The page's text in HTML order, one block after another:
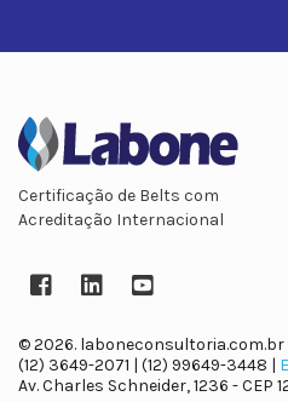
Certificação de Belts com
Acreditação Internacional
Facebook
LinkedInYouTube
© 2026. laboneconsultoria.com.br
(12) 3649-2071 | (12) 99649-3448 |
Av. Charles Schneider, 1236 - CEP